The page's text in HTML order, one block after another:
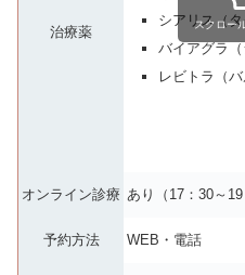
治療薬
シアリス（タ
バイアグラ（
レビトラ（バ
オンライン診療 あり（17：30～19
予約方法 WEB・電話
スクロー